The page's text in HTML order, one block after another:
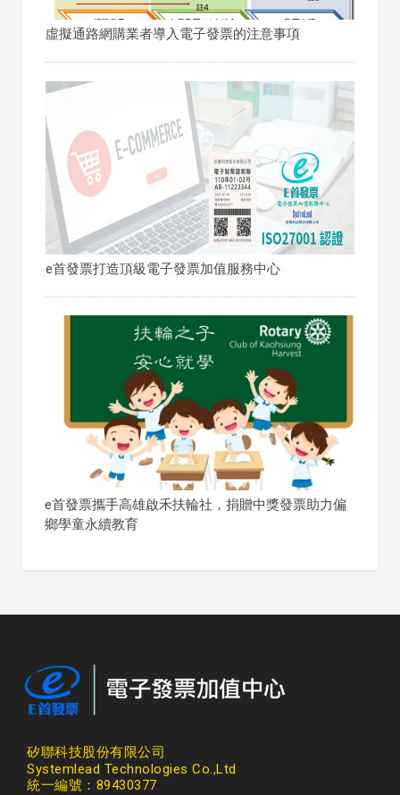
虛擬通路網購業者導入電子發票的注意事項
e首發票打造頂級電子發票加值服務中心
e首發票攜手高雄啟禾扶輪社，捐贈中獎發票助力偏
鄉學童永續教育
矽聯科技股份有限公司
Systemlead Technologies Co.,Ltd
統一編號：89430377